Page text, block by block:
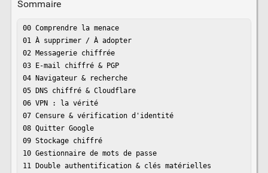
Sommaire
00 Comprendre la menace
01 À supprimer / À adopter
02 Messagerie chiffrée
03 E-mail chiffré & PGP
04 Navigateur & recherche
05 DNS chiffré & Cloudflare
06 VPN : la vérité
07 Censure & vérification d'identité
08 Quitter Google
09 Stockage chiffré
10 Gestionnaire de mots de passe
11 Double authentification & clés matérielles